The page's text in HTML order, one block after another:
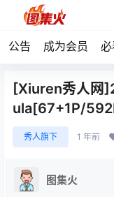
公告 成为会员 必
[Xiuren秀人网
ula[67+1P/
秀人旗下 1 年前
图集火